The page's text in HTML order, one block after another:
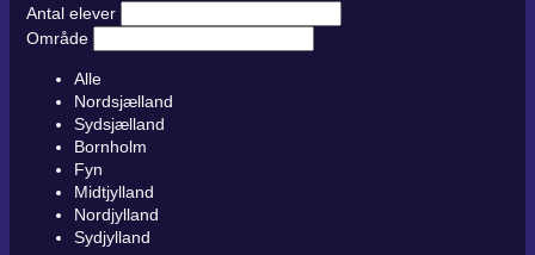
Antal elever
Område
Alle
Nordsjælland
Sydsjælland
Bornholm
Fyn
Midtjylland
Nordjylland
Sydjylland